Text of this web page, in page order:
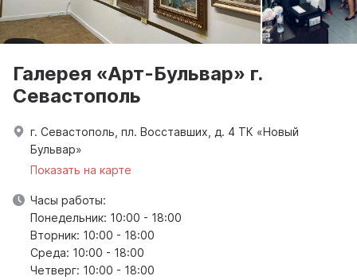
Галерея «Арт-Бульвар» г.
Севастополь
г. Севастополь, пл. Восставших, д. 4 ТК «Новый
Бульвар»
Показать на карте
Часы работы:
Понедельник: 10:00 - 18:00
Вторник: 10:00 - 18:00
Среда: 10:00 - 18:00
Четверг: 10:00 - 18:00